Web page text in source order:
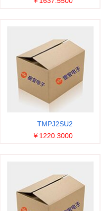
TMPJ2SU2
￥1220.3000